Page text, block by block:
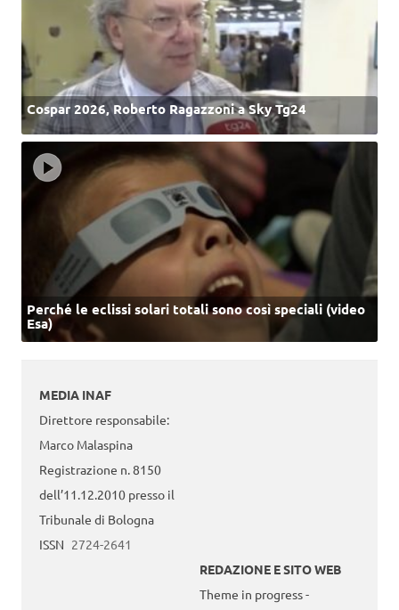
Cospar 2026, Roberto Ragazzoni a Sky Tg24
Perché le eclissi solari totali sono così speciali (video
Esa)
MEDIA INAF
Direttore responsabile:
Marco Malaspina
Registrazione n. 8150
dell’11.12.2010 presso il
Tribunale di Bologna
ISSN 2724-2641
REDAZIONE E SITO WEB
Theme in progress -